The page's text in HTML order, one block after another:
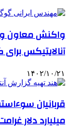
واکنش معاون
آنالایتیکس برای
۱۴۰۲/۱۰/۲۱
میلیارد دلار